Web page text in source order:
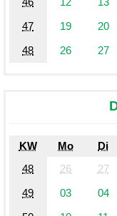
47
19 20
48
26 27
KW Mo Di
48
26 27
49
03 04